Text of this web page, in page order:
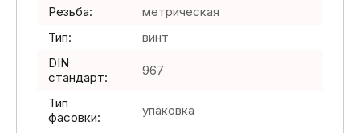
Резьба:
метрическая
Тип:
винт
DIN
стандарт:
967
Тип
фасовки:
упаковка